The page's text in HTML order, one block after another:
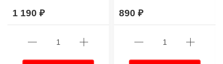
1 190 890